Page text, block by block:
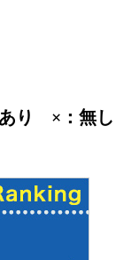
あり × ：無し